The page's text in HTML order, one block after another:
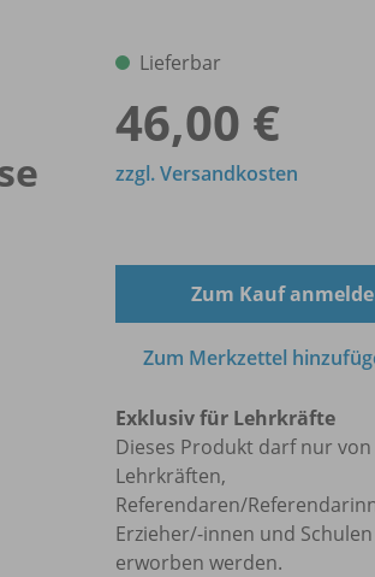
Lieferbar
46,00 €
zzgl. Versandkosten
Zum Kauf
Zum Merkzettel
Exklusiv für Lehrkräfte
Dieses Produkt darf nur von
Lehrkräften,
Referendaren/
Erzieher/-innen und Schulen
erworben werden.